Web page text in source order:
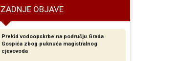
ZADNJE OBJAVE
Prekid vodoopskrbe na području Grada
Gospića zbog puknuća magistralnog
cjevovoda